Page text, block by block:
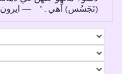
(تَجَسُس) آهي۔"
― ايرون